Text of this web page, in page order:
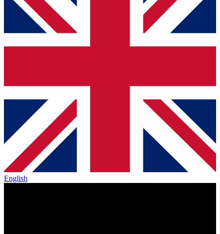
English